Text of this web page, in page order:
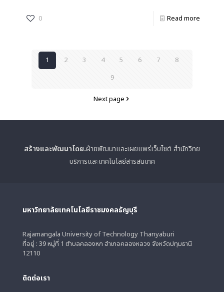
0 Read more
1 2 3 4 5 6 7
8
9
Next page
สร้างและพัฒนาโดย.ฝ่ายพัฒนาและเผยแพร่เว็บไซต์ สำนักวิทย
บริการและเทคโนโลยีสารสนเทศ
มหาวิทยาลัยเทคโนโลยีราชมงคลธัญบุรี
Rajamangala University of Technology Thanyaburi
ที่อยู่ : 39 หมู่ที่ 1 ตำบลคลองหก อำเภอคลองหลวง จังหวัดปทุมธานี
12110
ติดต่อเรา